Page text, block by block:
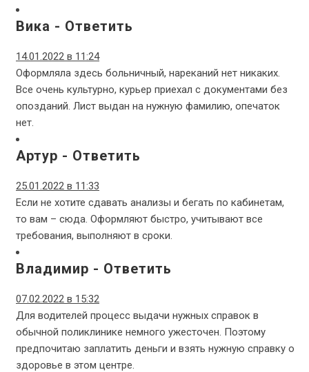
Вика - Ответить
14.01.2022 в 11:24
Оформляла здесь больничный, нареканий нет никаких.
Все очень культурно, курьер приехал с документами без
опозданий. Лист выдан на нужную фамилию, опечаток
нет.
Артур - Ответить
25.01.2022 в 11:33
Если не хотите сдавать анализы и бегать по кабинетам,
то вам – сюда. Оформляют быстро, учитывают все
требования, выполняют в сроки.
Владимир - Ответить
07.02.2022 в 15:32
Для водителей процесс выдачи нужных справок в
обычной поликлинике немного ужесточен. Поэтому
предпочитаю заплатить деньги и взять нужную справку о
здоровье в этом центре.